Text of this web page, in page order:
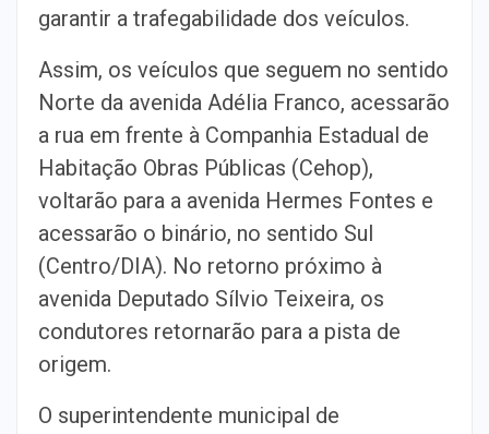
garantir a trafegabilidade dos veículos.
Assim, os veículos que seguem no sentido
Norte da avenida Adélia Franco, acessarão
a rua em frente à Companhia Estadual de
Habitação Obras Públicas (Cehop),
voltarão para a avenida Hermes Fontes e
acessarão o binário, no sentido Sul
(Centro/DIA). No retorno próximo à
avenida Deputado Sílvio Teixeira, os
condutores retornarão para a pista de
origem.
O superintendente municipal de